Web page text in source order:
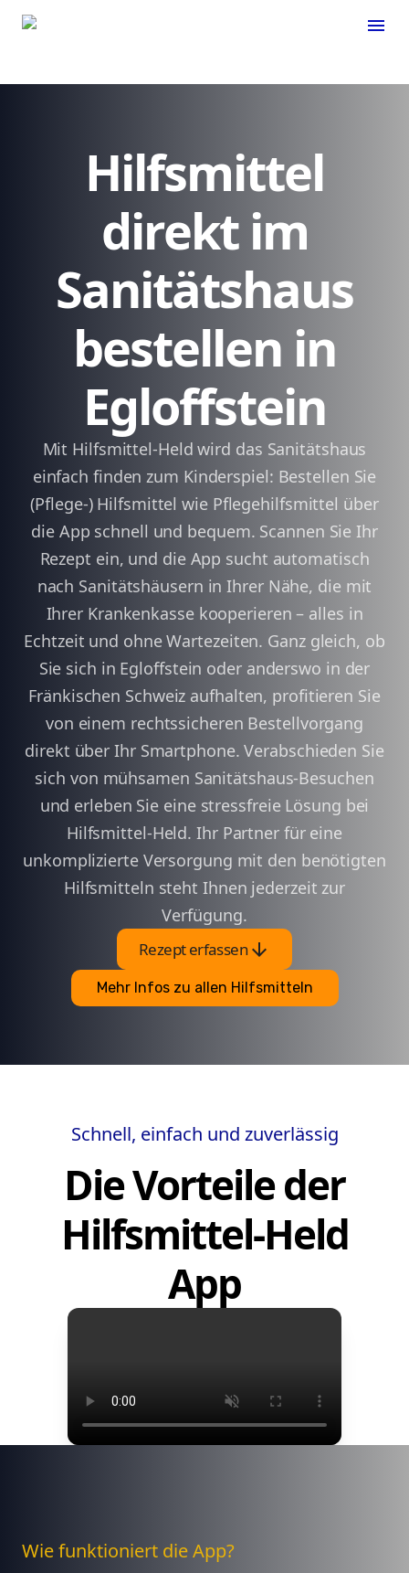
menu
Hilfsmittel
direkt im
Sanitätshaus
bestellen in
Egloffstein
Mit Hilfsmittel-Held wird das Sanitätshaus
einfach finden zum Kinderspiel: Bestellen Sie
(Pflege-) Hilfsmittel wie Pflegehilfsmittel über
die App schnell und bequem. Scannen Sie Ihr
Rezept ein, und die App sucht automatisch
nach Sanitätshäusern in Ihrer Nähe, die mit
Ihrer Krankenkasse kooperieren – alles in
Echtzeit und ohne Wartezeiten. Ganz gleich, ob
Sie sich in Egloffstein oder anderswo in der
Fränkischen Schweiz aufhalten, profitieren Sie
von einem rechtssicheren Bestellvorgang
direkt über Ihr Smartphone. Verabschieden Sie
sich von mühsamen Sanitätshaus-Besuchen
und erleben Sie eine stressfreie Lösung bei
Hilfsmittel-Held. Ihr Partner für eine
unkomplizierte Versorgung mit den benötigten
Hilfsmitteln steht Ihnen jederzeit zur
Verfügung.
Rezept erfassenarrow_downward
Mehr Infos zu allen Hilfsmitteln
Schnell, einfach und zuverlässig
Die Vorteile der
Hilfsmittel-Held
App
Wie funktioniert die App?